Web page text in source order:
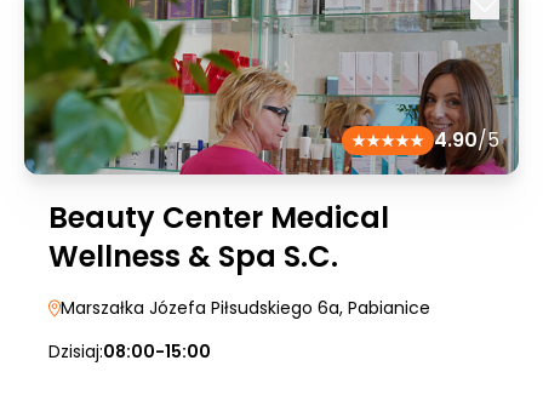
4.90/5
Beauty Center Medical
Wellness & Spa S.C.
Marszałka Józefa Piłsudskiego 6a, Pabianice
Dzisiaj:08:00-15:00